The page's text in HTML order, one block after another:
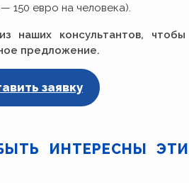
150 евро на человека).
наших консультантов, чтобы
предложение.
заявку
ИНТЕРЕСНЫ ЭТИ